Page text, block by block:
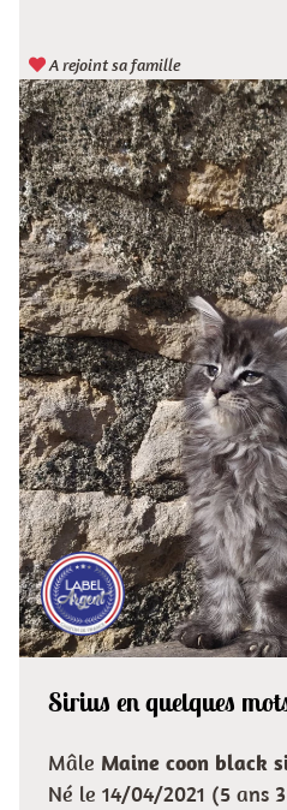
A rejoint sa famille
Sirius en quelques
Mâle Maine coon black
Né le 14/04/2021 (5 ans